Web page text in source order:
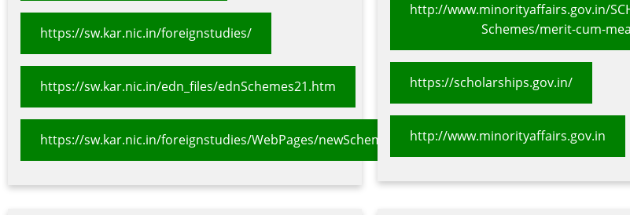
https://sw.kar.nic.in/foreignstudies/
https://sw.kar.nic.in/edn_files/ednSchemes21.htm
https://sw.kar.nic.in/foreignstudies/WebPages/newScheme.aspx
http://www.minorityaffairs.gov.in/
Schemes/merit-cum-
https://scholarships.gov.in/
http://www.minorityaffairs.gov.in